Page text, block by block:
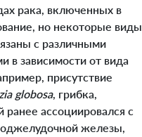
рака, включенных в
но некоторые виды
с различными
в зависимости от вида
присутствие
globosa, грибка,
ранее ассоциировался с
железы,